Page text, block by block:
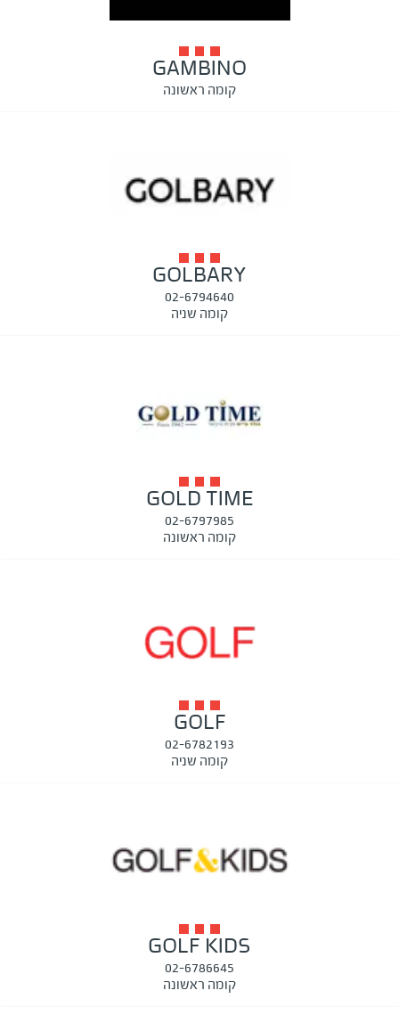
GAMBINO
קומה ראשונה
GOLBARY
02-6794640
קומה שניה
GOLD TIME
02-6797985
קומה ראשונה
GOLF
02-6782193
קומה שניה
GOLF KIDS
02-6786645
קומה ראשונה